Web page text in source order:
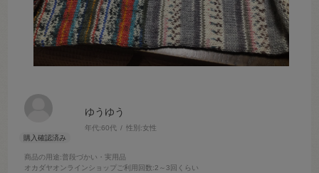
ゆうゆう
年代:60代 性別:女性
商品の用途:普段づかい・実用品
オカダヤオンラインショップご利用回数:2～3回くらい